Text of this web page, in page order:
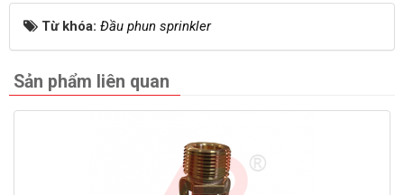
Từ khóa: Đầu phun sprinkler
Sản phẩm liên quan